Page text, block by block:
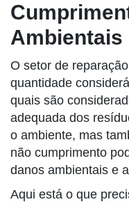
Ambientais
O setor de
quantidade
quais são
adequada dos
o ambiente, mas
não cumprimento
danos ambientais e
Aqui está o que